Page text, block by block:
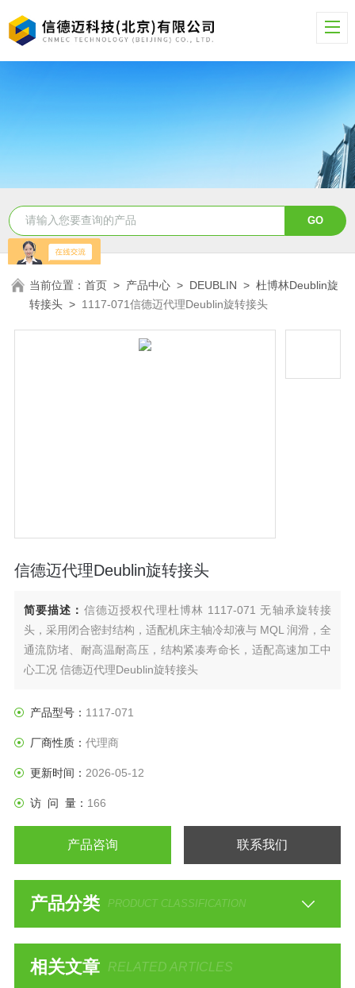
当前位置：首页 > 产品中心 > DEUBLIN >杜博林Deublin旋
转接头 > 1117-071信德迈代理Deublin旋转接头
信德迈代理Deublin旋转接头
简要描述： 信德迈授权代理杜博林 1117-071 无轴承旋转接
头，采用闭合密封结构，适配机床主轴冷却液与 MQL 润滑，全
通流防堵、耐高温耐高压，结构紧凑寿命长，适配高速加工中
心工况 信德迈代理Deublin旋转接头
产品型号： 1117-071
厂商性质： 代理商
更新时间： 2026-05-12
访 问 量： 166
产品咨询 联系我们
产品分类 PRODUCT CLASSIFICATION
相关文章 RELATED ARTICLES